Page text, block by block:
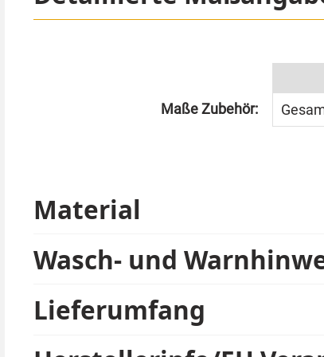
Rock kann separat bestellt werden. Die
Maße Zubehör:
Material
Wasch- und
Lieferumfang